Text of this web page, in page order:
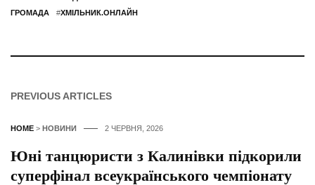
ГРОМАДА
#ХМІЛЬНИК.ОНЛАЙН
PREVIOUS ARTICLES
HOME > НОВИНИ 2 ЧЕРВНЯ, 2026
Юні танцюристи з Калинівки підкорили
суперфінал всеукраїнського чемпіонату